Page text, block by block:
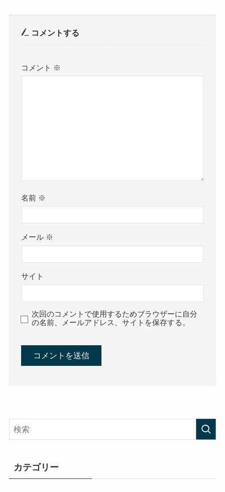
コメントする
コメント ※
名前 ※
メール ※
サイト
次回のコメントで使用するためブラウザーに自分
の名前、メールアドレス、サイトを保存する。
カテゴリー